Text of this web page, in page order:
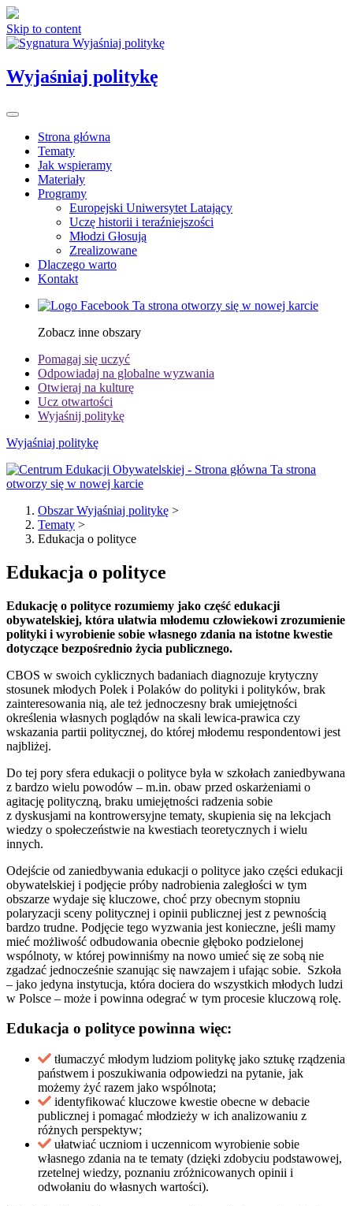
Skip to content
Wyjaśniaj politykę
Strona główna
Tematy
Jak wspieramy
Materiały
Programy
Europejski Uniwersytet Latający
Uczę historii i teraźniejszości
Młodzi Głosują
Zrealizowane
Dlaczego warto
Kontakt
Ta strona otworzy się w nowej karcie
Zobacz inne obszary
Pomagaj się uczyć
Odpowiadaj na globalne wyzwania
Otwieraj na kulturę
Ucz otwartości
Wyjaśnij politykę
Wyjaśniaj politykę
Ta strona
otworzy się w nowej karcie
Obszar Wyjaśniaj politykę >
Tematy >
Edukacja o polityce
Edukacja o polityce
Edukację o polityce rozumiemy jako część edukacji
obywatelskiej, która ułatwia młodemu człowiekowi zrozumienie
polityki i wyrobienie sobie własnego zdania na istotne kwestie
dotyczące bezpośrednio życia publicznego.
CBOS w swoich cyklicznych badaniach diagnozuje krytyczny
stosunek młodych Polek i Polaków do polityki i polityków, brak
zainteresowania nią, ale też jednoczesny brak umiejętności
określenia własnych poglądów na skali lewica-prawica czy
wskazania partii politycznej, do której młodemu respondentowi jest
najbliżej.
Do tej pory sfera edukacji o polityce była w szkołach zaniedbywana
z bardzo wielu powodów – m.in. obaw przed oskarżeniami o
agitację polityczną, braku umiejętności radzenia sobie
z dyskusjami na kontrowersyjne tematy, skupienia się na lekcjach
wiedzy o społeczeństwie na kwestiach teoretycznych i wielu
innych.
Odejście od zaniedbywania edukacji o polityce jako części edukacji
obywatelskiej i podjęcie próby nadrobienia zaległości w tym
obszarze wydaje się kluczowe, choć przy obecnym stopniu
polaryzacji sceny politycznej i opinii publicznej jest z pewnością
bardzo trudne. Podjęcie tego wyzwania jest konieczne, jeśli mamy
mieć możliwość odbudowania obecnie głęboko podzielonej
wspólnoty, w której powinniśmy na nowo umieć się ze sobą nie
zgadzać jednocześnie szanując się nawzajem i ufając sobie. Szkoła
– jako jedyna instytucja, która dociera do wszystkich młodych ludzi
w Polsce – może i powinna odegrać w tym procesie kluczową rolę.
Edukacja o polityce powinna więc:
tłumaczyć młodym ludziom politykę jako sztukę rządzenia
państwem i poszukiwania odpowiedzi na pytanie, jak
możemy żyć razem jako wspólnota;
identyfikować kluczowe kwestie obecne w debacie
publicznej i pomagać młodzieży w ich analizowaniu z
różnych perspektyw;
ułatwiać uczniom i uczennicom wyrobienie sobie
własnego zdania na te tematy (dzięki zdobyciu podstawowej,
rzetelnej wiedzy, poznaniu zróżnicowanych opinii i
odwołaniu do własnych wartości).